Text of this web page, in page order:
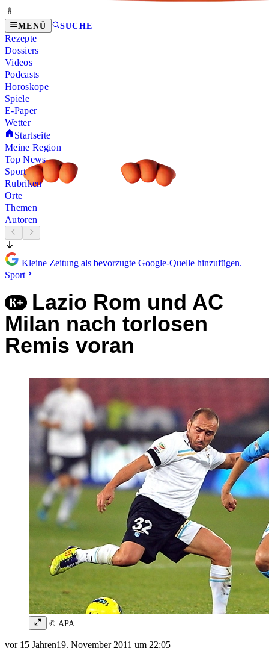
MENÜ SUCHE
Rezepte
Dossiers
Videos
Podcasts
Horoskope
Spiele
E-Paper
Wetter
Startseite
Meine Region
Top News
Sport
Rubriken
Orte
Themen
Autoren
Kleine Zeitung als bevorzugte Google-Quelle hinzufügen.
Sport
Lazio Rom und AC
Milan nach torlosen
Remis voran
© APA
vor 15 Jahren19. November 2011 um 22:05